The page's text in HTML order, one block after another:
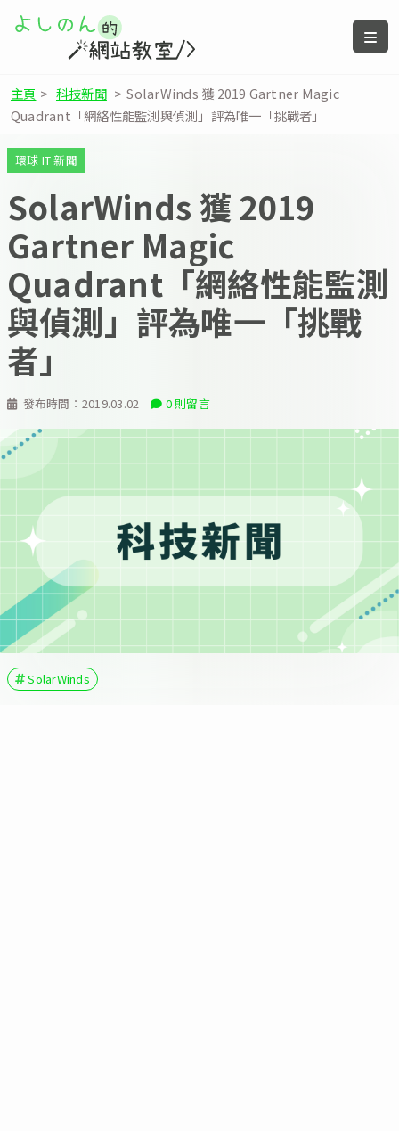
主頁 > 科技新聞 > SolarWinds 獲 2019 Gartner Magic
Quadrant「網絡性能監測與偵測」評為唯一「挑戰者」
發布時間： 2019.03.02 0 則留言
環球 IT 新聞
SolarWinds 獲 2019
Gartner Magic
Quadrant「網絡性能監測
與偵測」評為唯一「挑戰
者」
SolarWinds